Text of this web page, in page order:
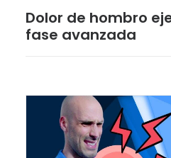
Dolor de hombro
fase avanzada